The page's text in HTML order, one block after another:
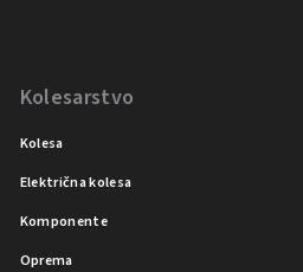
Kolesarstvo
Kolesa
Električna kolesa
Komponente
Oprema